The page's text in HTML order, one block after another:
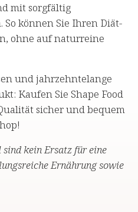
mit sorgfältig
können Sie Ihren Diät-
ohne auf naturreine
und jahrzehntelange
Kaufen Sie Shape Food
sicher und bequem
kein Ersatz für eine
Ernährung sowie